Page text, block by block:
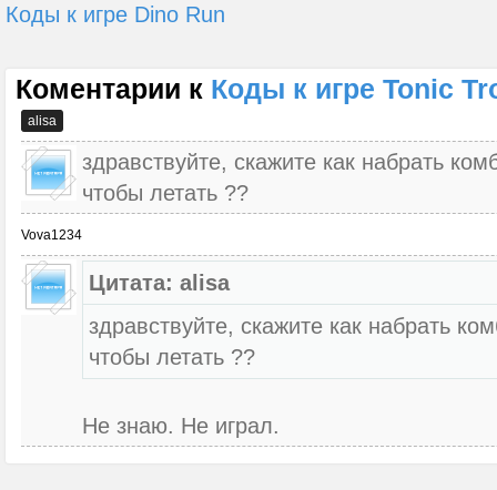
Коды к игре Dino Run
Коментарии к Коды к игре Tonic
alisa
здравствуйте, скажите как набрать
чтобы летать ??
Vova1234
Цитата: alisa
здравствуйте, скажите как набрать
чтобы летать ??
Не знаю. Не играл.